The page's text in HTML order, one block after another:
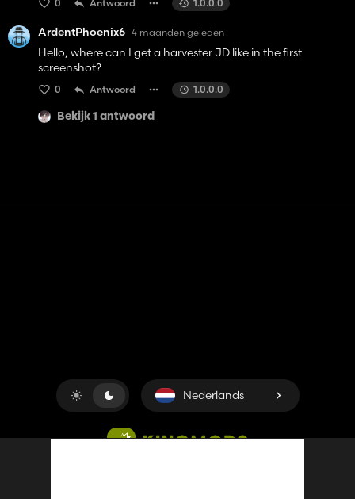
0 Antwoord 1.0.0.0
ArdentPhoenix6 4 maanden geleden
Hello, where can I get a harvester JD like in the first
screenshot?
0 Antwoord 1.0.0.0
Bekijk 1 antwoord
Nederlands